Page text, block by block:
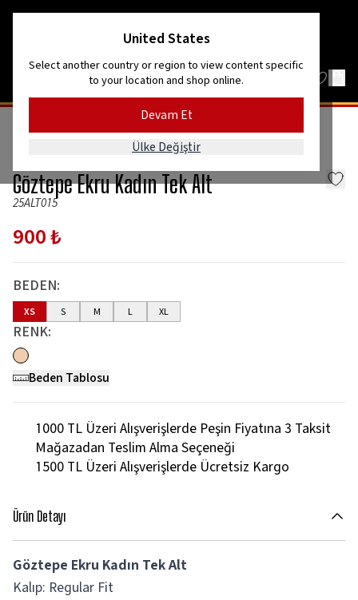
United States
Select another country or region to view content specific
to your location and shop online.
Devam Et
Ülke Değiştir
GİYİM ALT GİYİM
Göztepe Ekru Kadın Tek Alt
25ALT015
900 ₺
BEDEN:
XS S M L XL
RENK:
Beden Tablosu
1000 TL Üzeri Alışverişlerde Peşin Fiyatına 3 Taksit
Mağazadan Teslim Alma Seçeneği
1500 TL Üzeri Alışverişlerde Ücretsiz Kargo
Ürün Detayı
Göztepe Ekru Kadın Tek Alt
Kalıp: Regular Fit